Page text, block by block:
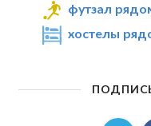
футзал
хостелы